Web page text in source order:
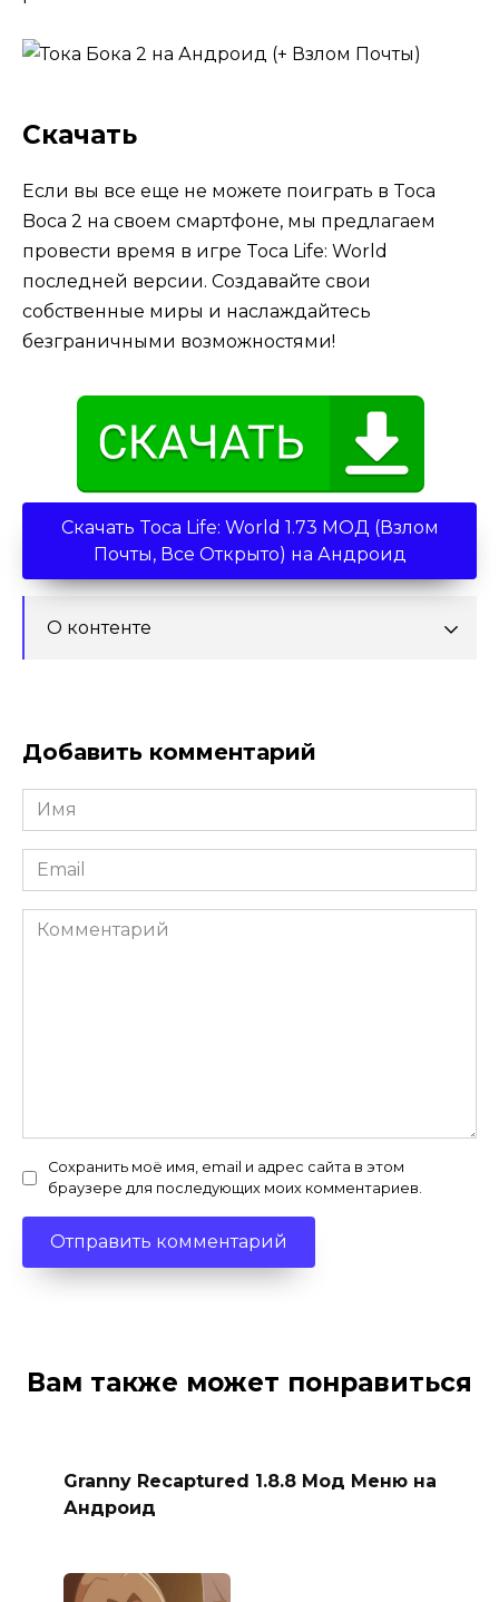
Скачать
Если вы все еще не можете поиграть в Toca
Boca 2 на своем смартфоне, мы предлагаем
провести время в игре Toca Life: World
последней версии. Создавайте свои
собственные миры и наслаждайтесь
безграничными возможностями!
Скачать Toca Life: World 1.73 МОД (Взлом
Почты, Все Открыто) на Андроид
О контенте
Добавить комментарий
Имя
*
Email
*
Комментарий
Сохранить моё имя, email и адрес сайта в этом
браузере для последующих моих комментариев.
Вам также может понравиться
Granny Recaptured 1.8.8 Мод Меню на
Андроид